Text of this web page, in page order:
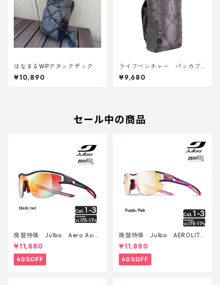
はなまるWPアタックザック
¥10,890
ライフベンチャー パッカブ
ルWPバックパック
¥9,680
セール中の商品
廃盤特価 Julbo Aero Asia
nFit
¥11,880
40%OFF
廃盤特価 Julbo AEROLITE
AsianFit
¥11,880
40%OFF